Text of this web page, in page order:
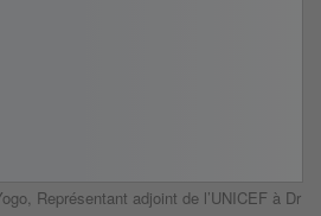
Représentant adjoint de l’UNICEF à Dr